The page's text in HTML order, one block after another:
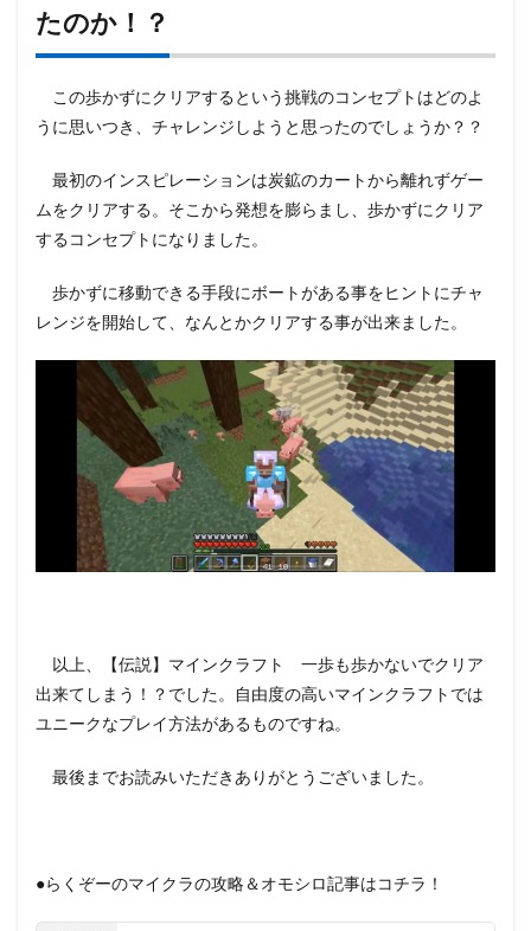
たのか！？
この歩かずにクリアするという挑戦のコンセプトはどのよ
うに思いつき、チャレンジしようと思ったのでしょうか？？
最初のインスピレーションは炭鉱のカートから離れずゲー
ムをクリアする。そこから発想を膨らまし、歩かずにクリア
するコンセプトになりました。
歩かずに移動できる手段にボートがある事をヒントにチャ
レンジを開始して、なんとかクリアする事が出来ました。
以上、【伝説】マインクラフト 一歩も歩かないでクリア
出来てしまう！？でした。自由度の高いマインクラフトでは
ユニークなプレイ方法があるものですね。
最後までお読みいただきありがとうございました。
●らくぞーのマイクラの攻略＆オモシロ記事はコチラ！